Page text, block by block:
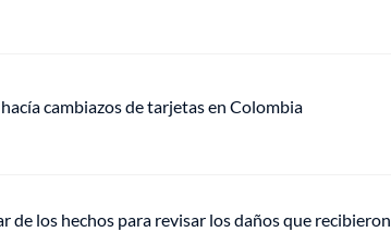
cambiazos de tarjetas en Colombia
de los hechos para revisar los daños que recibieron